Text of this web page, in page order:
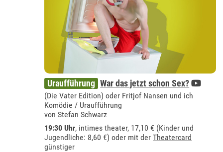
Uraufführung War das jetzt schon Sex?
(Die Vater Edition) oder Fritjof Nansen und ich
Komödie / Uraufführung
von Stefan Schwarz
19:30 Uhr, intimes theater, 17,10 € (Kinder und
Jugendliche: 8,60 €) oder mit derTheatercard
günstiger